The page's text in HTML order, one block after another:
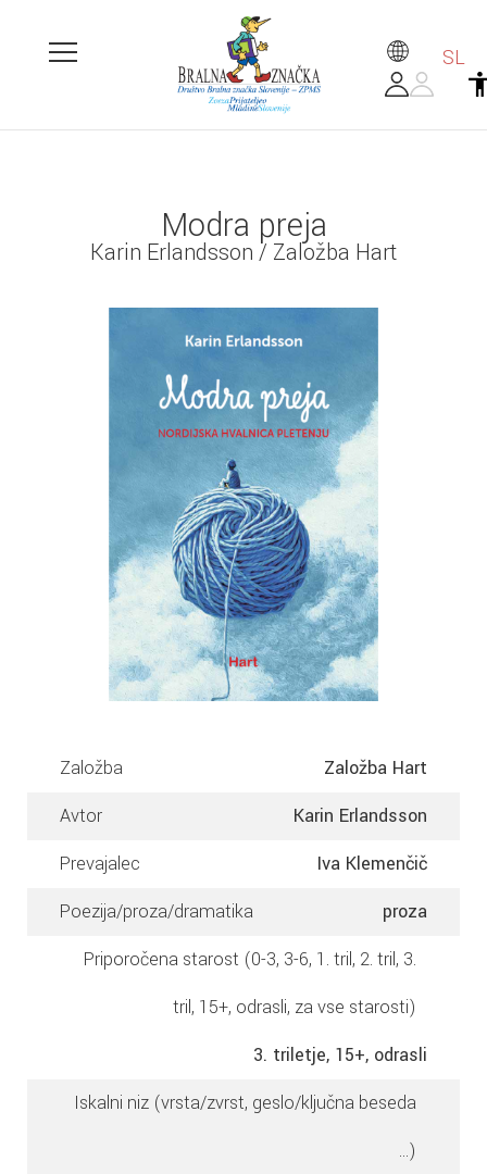
SL
Modra preja
Karin Erlandsson / Založba Hart
Založba
Založba Hart
Avtor
Karin Erlandsson
Prevajalec
Iva Klemenčič
Poezija/proza/dramatika
proza
Priporočena starost (0-3, 3-6, 1. tril, 2. tril, 3.
tril, 15+, odrasli, za vse starosti)
3. triletje, 15+, odrasli
Iskalni niz (vrsta/zvrst, geslo/ključna beseda
...)